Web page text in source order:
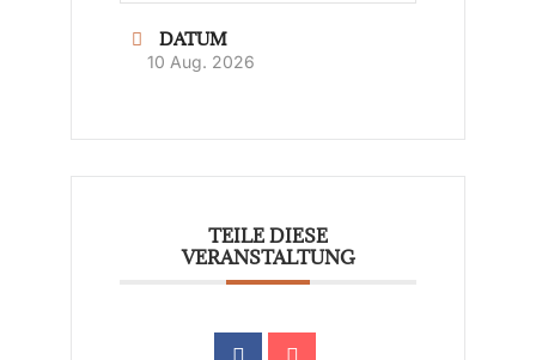
DATUM
10 Aug. 2026
TEILE DIESE
VERANSTALTUNG